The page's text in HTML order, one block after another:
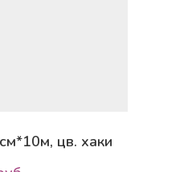
цв. хаки